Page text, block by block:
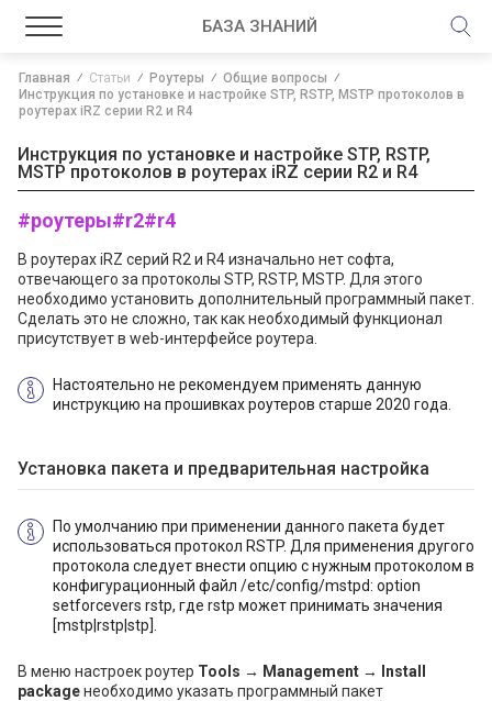
БАЗА ЗНАНИЙ
Главная Статьи Роутеры
Общие вопросы
Инструкция по установке и настройке STP, RSTP, MSTP протоколов в
роутерах iRZ серии R2 и R4
Инструкция по установке и настройке STP, RSTP,
MSTP протоколов в роутерах iRZ серии R2 и R4
#роутеры#r2#r4
В роутерах iRZ серий R2 и R4 изначально нет софта,
отвечающего за протоколы STP, RSTP, MSTP. Для этого
необходимо установить дополнительный программный пакет.
Сделать это не сложно, так как необходимый функционал
присутствует в web-интерфейсе роутера.
Настоятельно не рекомендуем применять данную
инструкцию на прошивках роутеров старше 2020 года.
Установка пакета и предварительная настройка
По умолчанию при применении данного пакета будет
использоваться протокол RSTP. Для применения другого
протокола следует внести опцию с нужным протоколом в
конфигурационный файл /etc/config/mstpd: option
setforcevers rstp, где rstp может принимать значения
[mstp|rstp|stp].
В меню настроек роутер Tools → Management → Install
packageнеобходимо указать программный пакет